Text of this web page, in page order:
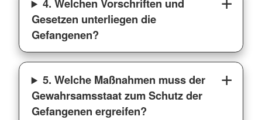
4. Welchen Vorschriften und
Gesetzen unterliegen die
Gefangenen?
5. Welche Maßnahmen muss der
Gewahrsamsstaat zum Schutz der
Gefangenen ergreifen?